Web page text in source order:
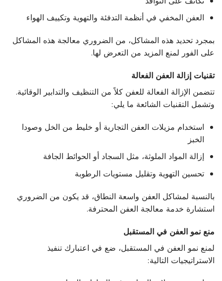
العفن المخفي في أنظمة التدفئة والتهوية وتكييف الهواء
بمجرد تحديد هذه المشاكل، من الضروري معالجة هذه المشاكل
على الفور لمنع المزيد من التعرض لها.
تقنيات إزالة العفن الفعالة
تتضمن الإزالة الفعالة للعفن كلاً من التنظيف والتدابير الوقائية.
وتشمل التقنيات الشائعة ما يلي:
استخدام مزيلات العفن التجارية أو خليط من الخل وصودا
الخبز
إزالة المواد الملوثة، مثل السجاد أو الحوائط الجافة
تحسين التهوية وتقليل مستويات الرطوبة
بالنسبة لمشاكل العفن واسعة النطاق، قد يكون من الضروري
استشارة خدمة معالجة العفن المحترفة.
منع نمو العفن في المستقبل
لمنع نمو العفن في المستقبل، ضع في اعتبارك تنفيذ
الاستراتيجيات التالية: